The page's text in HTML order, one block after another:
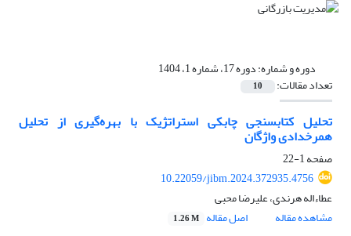
دوره و شماره:دوره 17، شماره 1، 1404
تعداد مقالات: 10
تحلیل کتاب‏سنجی چابکی استراتژیک با بهره‌گیری از تحلیل
هم‏رخدادی واژگان
صفحه1-22
10.22059/jibm.2024.372935.4756
عطاءاله هرندی، علیرضا محبی
مشاهده مقاله
اصل مقاله 1.26 M